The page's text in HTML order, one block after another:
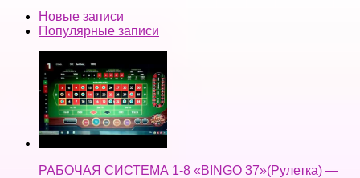
Новые записи
Популярные записи
РАБОЧАЯ СИСТЕМА 1-8 «BINGO 37»(Рулетка) —